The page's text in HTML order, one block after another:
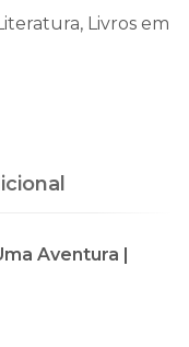
, Livros em
Aventura |